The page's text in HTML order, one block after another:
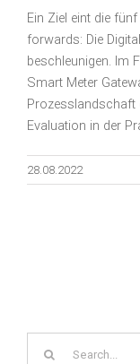
Ein Ziel eint die
forwards: Die
beschleunigen. Im
Smart Meter
Prozesslandschaft
Evaluation in der
28.08.2022